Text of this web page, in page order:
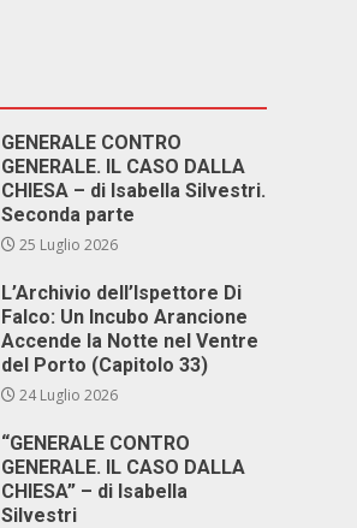
GENERALE CONTRO
GENERALE. IL CASO DALLA
CHIESA – di Isabella Silvestri.
Seconda parte
25 Luglio 2026
L’Archivio dell’Ispettore Di
Falco: Un Incubo Arancione
Accende la Notte nel Ventre
del Porto (Capitolo 33)
24 Luglio 2026
“GENERALE CONTRO
GENERALE. IL CASO DALLA
CHIESA” – di Isabella
Silvestri